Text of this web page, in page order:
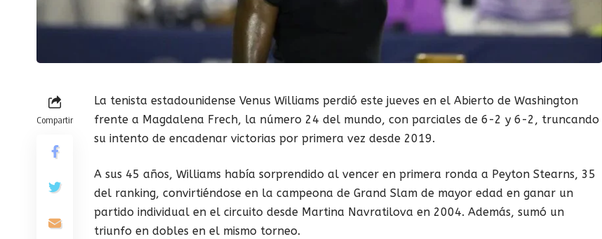
Compartir
La tenista estadounidense Venus Williams perdió este jueves en el Abierto de Washington
frente a Magdalena Frech, la número 24 del mundo, con parciales de 6-2 y 6-2, truncando
su intento de encadenar victorias por primera vez desde 2019.
A sus 45 años, Williams había sorprendido al vencer en primera ronda a Peyton Stearns, 35
del ranking, convirtiéndose en la campeona de Grand Slam de mayor edad en ganar un
partido individual en el circuito desde Martina Navratilova en 2004. Además, sumó un
triunfo en dobles en el mismo torneo.